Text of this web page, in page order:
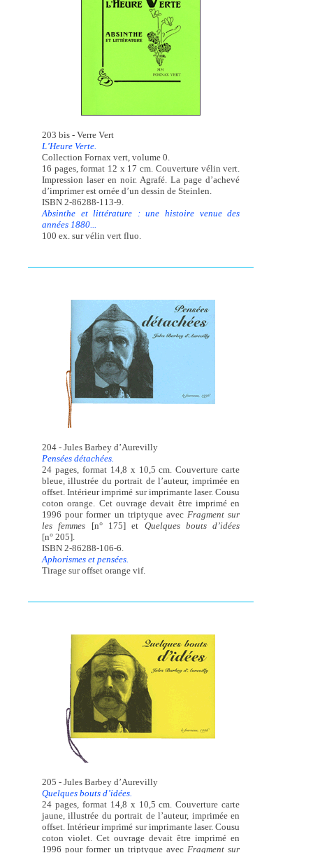
203 bis - Verre Vert
L’Heure Verte.
Collection Fornax vert, volume 0.
16 pages, format 12 x 17 cm. Couverture vélin vert.
Impression laser en noir. Agrafé. La page d’achevé
d’imprimer est ornée d’un dessin de Steinlen.
ISBN 2-86288-113-9.
Absinthe et littérature : une histoire venue des
années 1880...
100 ex. sur vélin vert fluo.
204 - Jules Barbey d’Aurevilly
Pensées détachées.
24 pages, format 14,8 x 10,5 cm. Couverture carte
bleue, illustrée du portrait de l’auteur, imprimée en
offset. Intérieur imprimé sur imprimante laser. Cousu
coton orange. Cet ouvrage devait être imprimé en
1996 pour former un triptyque avecFragment sur
les femmes [n° 175] et Quelques bouts d’idées
[n° 205].
ISBN 2-86288-106-6.
Aphorismes et pensées.
Tirage sur offset orange vif.
205 - Jules Barbey d’Aurevilly
Quelques bouts d’idées.
24 pages, format 14,8 x 10,5 cm. Couverture carte
jaune, illustrée du portrait de l’auteur, imprimée en
offset. Intérieur imprimé sur imprimante laser. Cousu
coton violet. Cet ouvrage devait être imprimé en
1996 pour former un triptyque avecFragment sur